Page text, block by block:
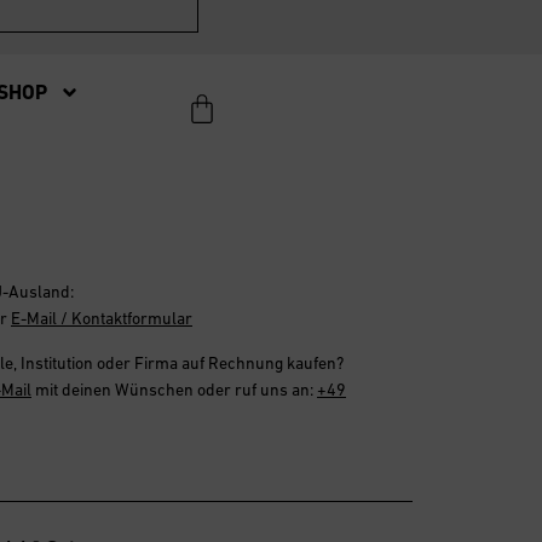
Ausland:
E-Mail / Kontaktformular
Institution oder Firma auf Rechnung kaufen?
mit deinen Wünschen oder ruf uns an: +49